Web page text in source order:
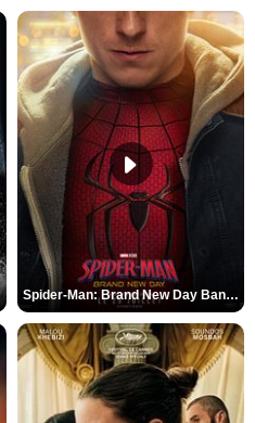
Spider-Man: Brand New Day Bande-annonce VO STFR